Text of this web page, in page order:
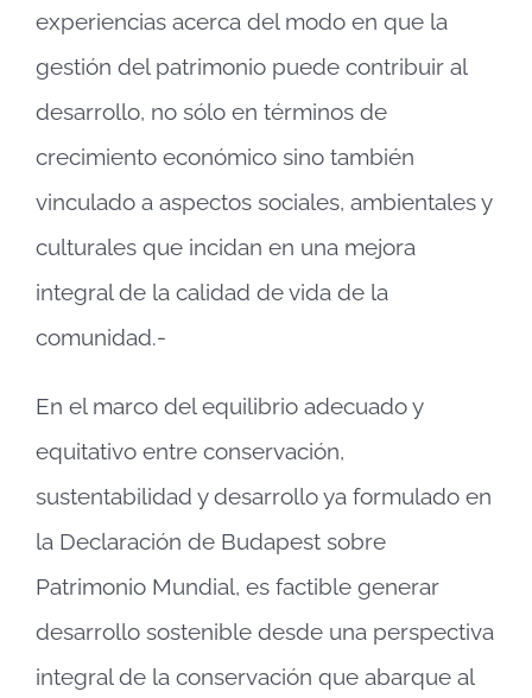
experiencias acerca del modo en que la
gestión del patrimonio puede contribuir al
desarrollo, no sólo en términos de
crecimiento económico sino también
vinculado a aspectos sociales, ambientales y
culturales que incidan en una mejora
integral de la calidad de vida de la
comunidad.-
En el marco del equilibrio adecuado y
equitativo entre conservación,
sustentabilidad y desarrollo ya formulado en
la Declaración de Budapest sobre
Patrimonio Mundial, es factible generar
desarrollo sostenible desde una perspectiva
integral de la conservación que abarque al